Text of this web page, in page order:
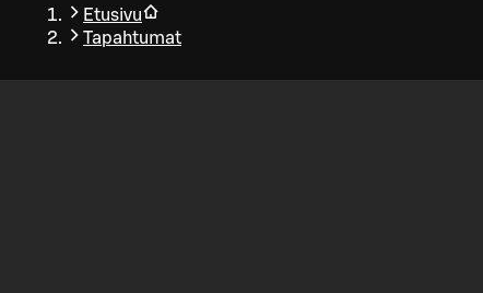
Etusivu
Tapahtumat
Takaisin